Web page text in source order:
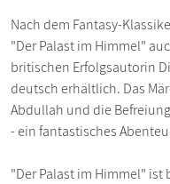
Nach dem Fantasy-
"Der Palast im Himmel"
britischen Erfolgsautorin
deutsch erhältlich. Das
Abdullah und die
- ein fantastisches
"Der Palast im Himmel"